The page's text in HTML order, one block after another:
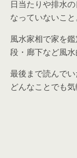
日当たりや排水
なっていないこと
風水家相で家を
段・廊下など風水
最後まで読んでい
どんなことでも